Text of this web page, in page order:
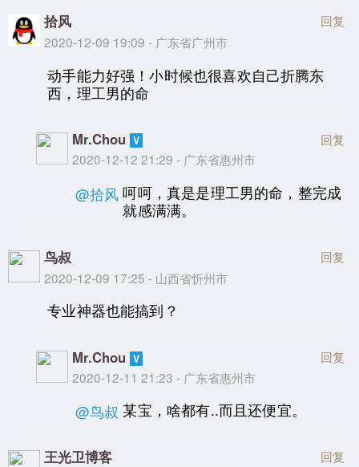
拾风
2020-12-09 19:09 - 广东省广州市
回复
动手能力好强！小时候也很喜欢自己折腾东
西，理工男的命
Mr.Chou
2020-12-12 21:29 - 广东省惠州市
回复
@拾风 呵呵，真是是理工男的命，整完成
就感满满。
鸟叔
2020-12-09 17:25 - 山西省忻州市
回复
专业神器也能搞到？
Mr.Chou
2020-12-11 21:23 - 广东省惠州市
回复
@鸟叔 某宝，啥都有..而且还便宜。
王光卫博客 回复